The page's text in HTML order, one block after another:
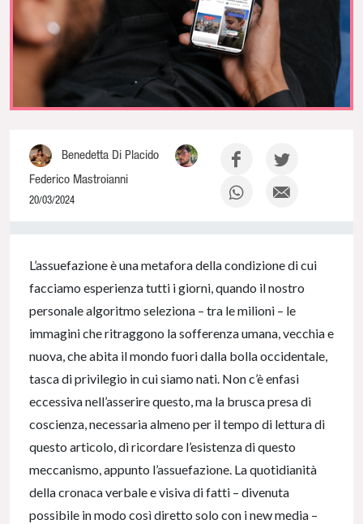
Benedetta Di Placido
Federico Mastroianni
20/03/2024
L’assuefazione è una metafora della condizione di cui
facciamo esperienza tutti i giorni, quando il nostro
personale algoritmo seleziona – tra le milioni – le
immagini che ritraggono la sofferenza umana, vecchia e
nuova, che abita il mondo fuori dalla bolla occidentale,
tasca di privilegio in cui siamo nati. Non c’è enfasi
eccessiva nell’asserire questo, ma la brusca presa di
coscienza, necessaria almeno per il tempo di lettura di
questo articolo, di ricordare l’esistenza di questo
meccanismo, appunto l’assuefazione. La quotidianità
della cronaca verbale e visiva di fatti – divenuta
possibile in modo così diretto solo con i new media –